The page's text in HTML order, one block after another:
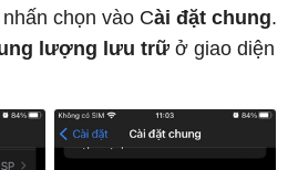
chọn vào Cài đặt chung.
lượng lưu trữ ở giao diện